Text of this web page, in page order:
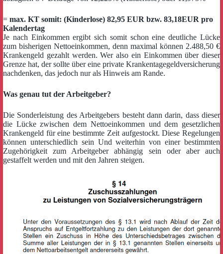
= max. KT somit: (Kinderlose) 82,95 EUR bzw. 83,18EUR pro
Kalendertag
Je nach Einkommen ergibt sich somit schon eine deutliche Lücke
zum bisherigen Nettoeinkommen, denn maximal können 2.488,50 €
Krankengeld gezahlt werden. Wer also ein Einkommen über dieser
Grenze hat, der sollte über eine private Krankentagegeldversicherung
nachdenken, das jedoch nur als Hinweis am Rande.
Was genau tut der Arbeitgeber?
Die Sonderleistung des Arbeitgebers besteht dann darin, dass dieser
die Lücke zwischen dem Nettoeinkommen und dem gesetzlichen
Krankengeld für eine bestimmte Zeit aufgestockt. Diese Regelungen
können unterschiedlich sein Und weiterhin von einer bestimmten
Zugehörigkeit zum Arbeitgeber abhängig sein oder aber auch
gestaffelt werden und mit den Jahren steigen.